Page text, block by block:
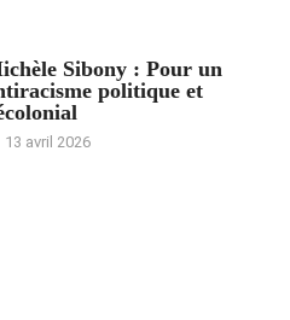
Sibony : Pour un
politique et
13 avril 2026